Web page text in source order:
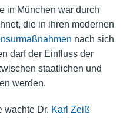
in München war durch
die in ihren modernen
nach sich
darf der Einfluss der
staatlichen und
werden.
wachte Dr. Karl Zeiß